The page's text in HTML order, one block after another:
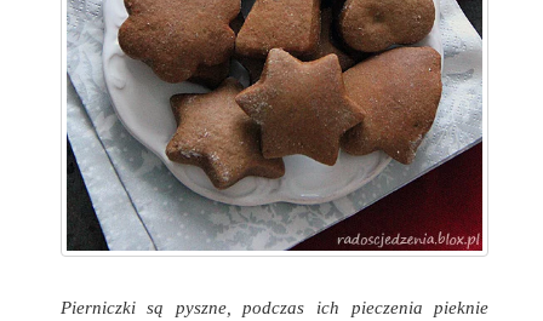
Pierniczki są pyszne, podczas ich pieczenia pieknie